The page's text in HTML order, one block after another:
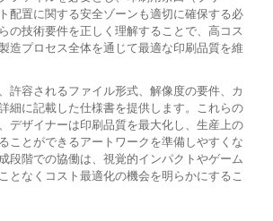
配置に関する安全ゾーンも適切に確保する必
の技術要件を正しく理解することで、高コス
造プロセス全体を通じて最適な印刷品質を維
許容されるファイル形式、解像度の要件、カ
細に記載した仕様書を提供します。これらの
デザイナーは印刷品質を最大化し、生産上の
ことができるアートワークを準備しやすくな
段階での協働は、視覚的インパクトやゲーム
となくコスト最適化の機会を明らかにするこ